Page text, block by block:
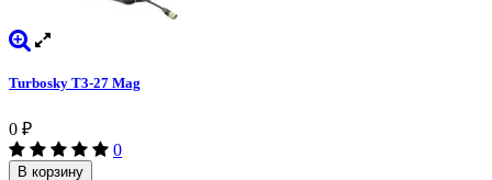
Turbosky T3-27 Mag
0 ₽
0
В корзину